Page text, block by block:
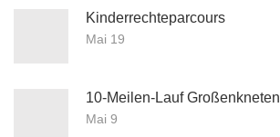
Kinderrechteparcours
Mai 19
10-Meilen-Lauf Großenkneten
Mai 9